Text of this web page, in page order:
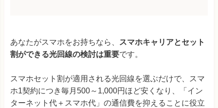
あなたがスマホをお持ちなら、
スマホキャリアとセット
割ができる光回線の検討は重要です。
スマホセット割が適用される光回線を選ぶだけで、スマ
ホ1契約につき毎月500～1,000円ほど安くなり、「イン
ターネット代＋スマホ代」の通信費を抑えることに役立